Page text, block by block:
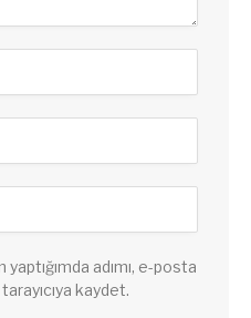
adımı, e-posta
kaydet.